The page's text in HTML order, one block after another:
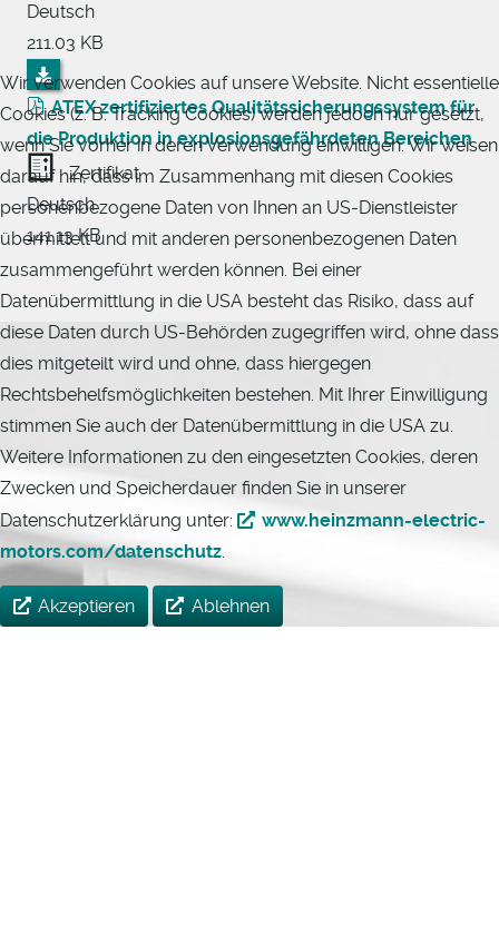
Deutsch
211.03 KB
ATEX zertifiziertes Qualitätssicherungssystem für
die Produktion in explosionsgefährdeten Bereichen
Zertifikat
Deutsch
141.13 KB
Wir verwenden Cookies auf unsere Website. Nicht essentielle
Cookies (z. B. Tracking Cookies) werden jedoch nur gesetzt,
wenn Sie vorher in deren Verwendung einwilligen. Wir weisen
darauf hin, dass im Zusammenhang mit diesen Cookies
personenbezogene Daten von Ihnen an US-Dienstleister
übermittelt und mit anderen personenbezogenen Daten
zusammengeführt werden können. Bei einer
Datenübermittlung in die USA besteht das Risiko, dass auf
diese Daten durch US-Behörden zugegriffen wird, ohne dass
dies mitgeteilt wird und ohne, dass hiergegen
Rechtsbehelfsmöglichkeiten bestehen. Mit Ihrer Einwilligung
stimmen Sie auch der Datenübermittlung in die USA zu.
Weitere Informationen zu den eingesetzten Cookies, deren
Zwecken und Speicherdauer finden Sie in unserer
Datenschutzerklärung unter:
www.heinzmann-electric-
motors.com/datenschutz.
Akzeptieren Ablehnen